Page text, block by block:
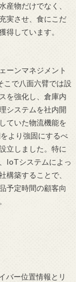
産物だけでなく、
実させ、食にこだ
得しています。
ーンマネジメント
こで八面六臂では設
を強化し、倉庫内
システムを社内開
ていた物流機能を
より強固にするべ
立しました。特に
IoTシステムによっ
構築することで、
予定時間の顧客向
バー位置情報とリ